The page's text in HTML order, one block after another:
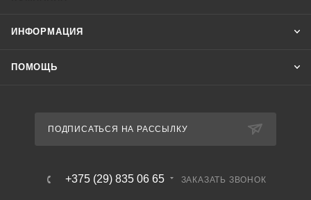
ИНФОРМАЦИЯ
ПОМОЩЬ
ПОДПИСАТЬСЯ НА РАССЫЛКУ
+375 (29) 835 06 65 ЗАКАЗАТЬ ЗВОНОК